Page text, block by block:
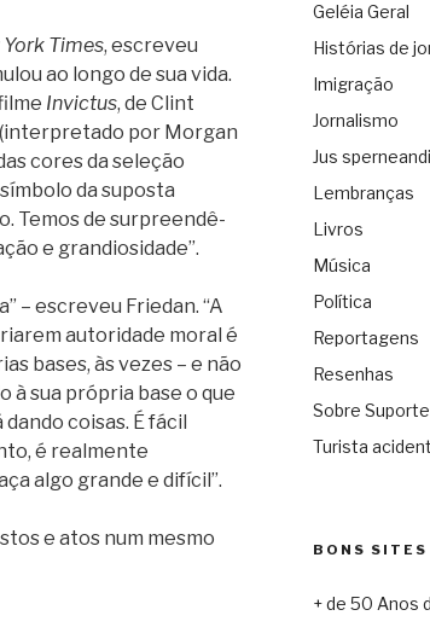
York Times, escreveu
ao longo de sua vida.
Invictus, de Clint
por Morgan
cores da seleção
da suposta
Temos de surpreendê-
e grandiosidade”.
– escreveu Friedan. “A
autoridade moral é
bases, às vezes – e não
à sua própria base o que
coisas. É fácil
é realmente
algo grande e difícil”.
e atos num mesmo
Geléia Geral
Histórias de
Imigração
Jornalismo
Jus sperneandi
Lembranças
Livros
Música
Política
Reportagens
Resenhas
Sobre
Turista
BONS SITES
+ de 50 Anos